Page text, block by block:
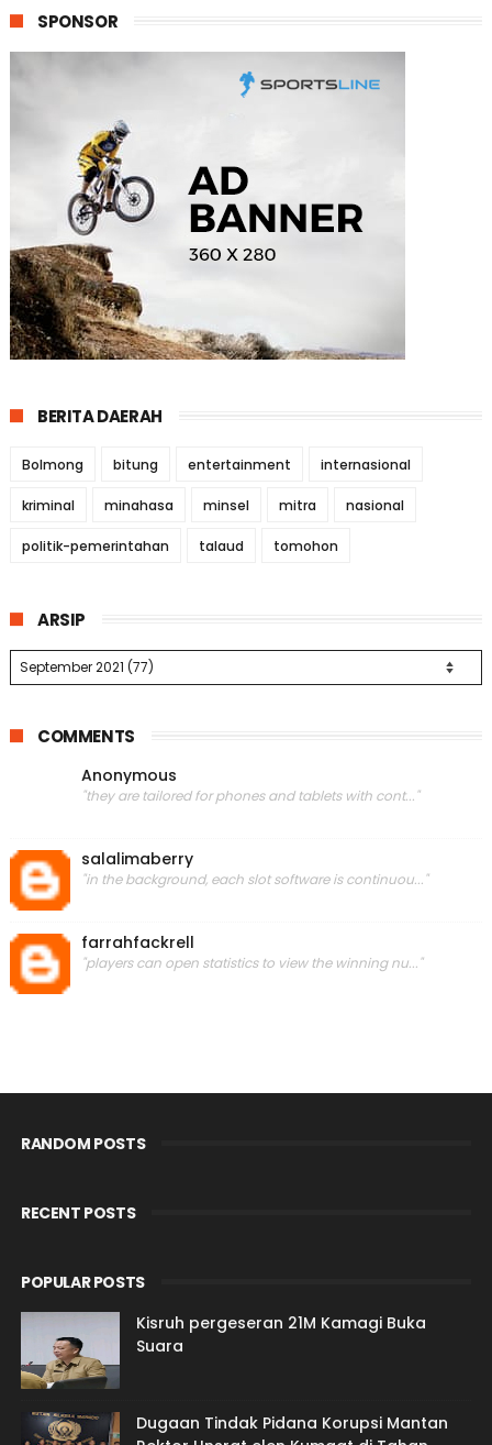
SPONSOR
BERITA DAERAH
Bolmong bitung entertainment internasional
kriminal minahasa minsel mitra nasional
politik-pemerintahan talaud tomohon
ARSIP
COMMENTS
Anonymous
"they are tailored for phones and tablets with cont..."
salalimaberry
"in the background, each slot software is continuou..."
farrahfackrell
"players can open statistics to view the winning nu..."
RANDOM POSTS
RECENT POSTS
POPULAR POSTS
Kisruh pergeseran 21M Kamagi Buka
Suara
Dugaan Tindak Pidana Korupsi Mantan